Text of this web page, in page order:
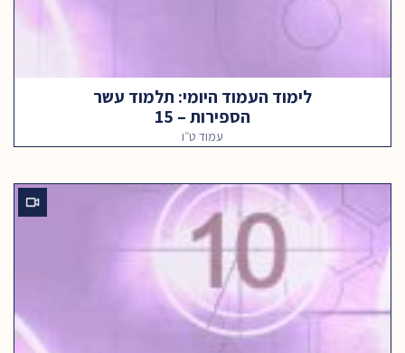
לימוד העמוד היומי: תלמוד עשר
הספירות – 15
עמוד ט״ו